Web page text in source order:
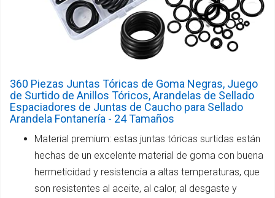
360 Piezas Juntas Tóricas de Goma Negras, Juego
de Surtido de Anillos Tóricos, Arandelas de Sellado
Espaciadores de Juntas de Caucho para Sellado
Arandela Fontanería - 24 Tamaños
Material premium: estas juntas tóricas surtidas están
hechas de un excelente material de goma con buena
hermeticidad y resistencia a altas temperaturas, que
son resistentes al aceite, al calor, al desgaste y